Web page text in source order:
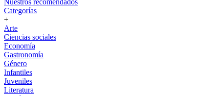
Nuestros recomendados
Categorías
+
Arte
Ciencias sociales
Economía
Gastronomía
Género
Infantiles
Juveniles
Literatura